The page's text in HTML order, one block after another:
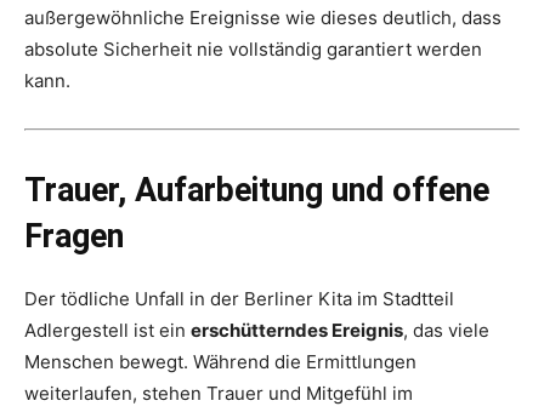
außergewöhnliche Ereignisse wie dieses deutlich, dass
absolute Sicherheit nie vollständig garantiert werden
kann.
Trauer, Aufarbeitung und offene
Fragen
Der tödliche Unfall in der Berliner Kita im Stadtteil
Adlergestell ist ein erschütterndes Ereignis, das viele
Menschen bewegt. Während die Ermittlungen
weiterlaufen, stehen Trauer und Mitgefühl im